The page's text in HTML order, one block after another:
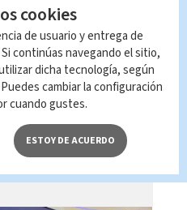
con Paula
2026
cookies
de usuario y entrega de
continúas navegando el sitio,
dicha tecnología, según
Puedes cambiar la configuración
cuando gustes.
ESTOY DE ACUERDO